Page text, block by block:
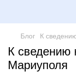
Блог К
К сведению
Мариуполя